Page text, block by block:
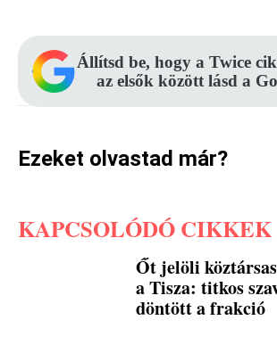
Állítsd be, hogy a Twice
az elsők között lásd a
Ezeket olvastad már?
KAPCSOLÓDÓ CIKKEK
Őt jelöli
a Tisza: titkos
döntött a frakció